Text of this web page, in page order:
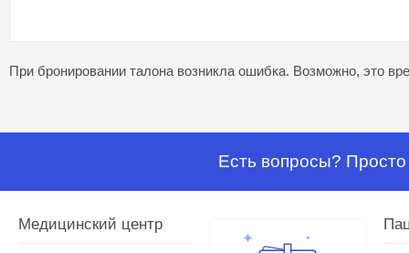
При бронировании талона возникла ошибка. Возможно, это
Есть вопросы?
Медицинский центр